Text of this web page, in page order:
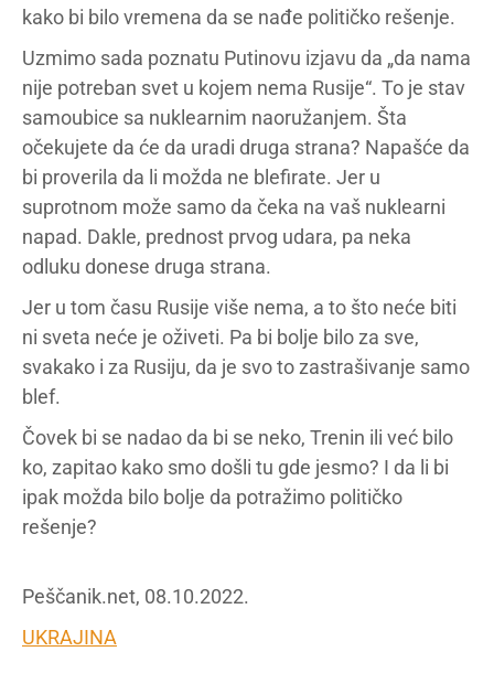
kako bi bilo vremena da se nađe političko rešenje.
Uzmimo sada poznatu Putinovu izjavu da „da nama
nije potreban svet u kojem nema Rusije“. To je stav
samoubice sa nuklearnim naoružanjem. Šta
očekujete da će da uradi druga strana? Napašće da
bi proverila da li možda ne blefirate. Jer u
suprotnom može samo da čeka na vaš nuklearni
napad. Dakle, prednost prvog udara, pa neka
odluku donese druga strana.
Jer u tom času Rusije više nema, a to što neće biti
ni sveta neće je oživeti. Pa bi bolje bilo za sve,
svakako i za Rusiju, da je svo to zastrašivanje samo
blef.
Čovek bi se nadao da bi se neko, Trenin ili već bilo
ko, zapitao kako smo došli tu gde jesmo? I da li bi
ipak možda bilo bolje da potražimo političko
rešenje?
Peščanik.net, 08.10.2022.
UKRAJINA